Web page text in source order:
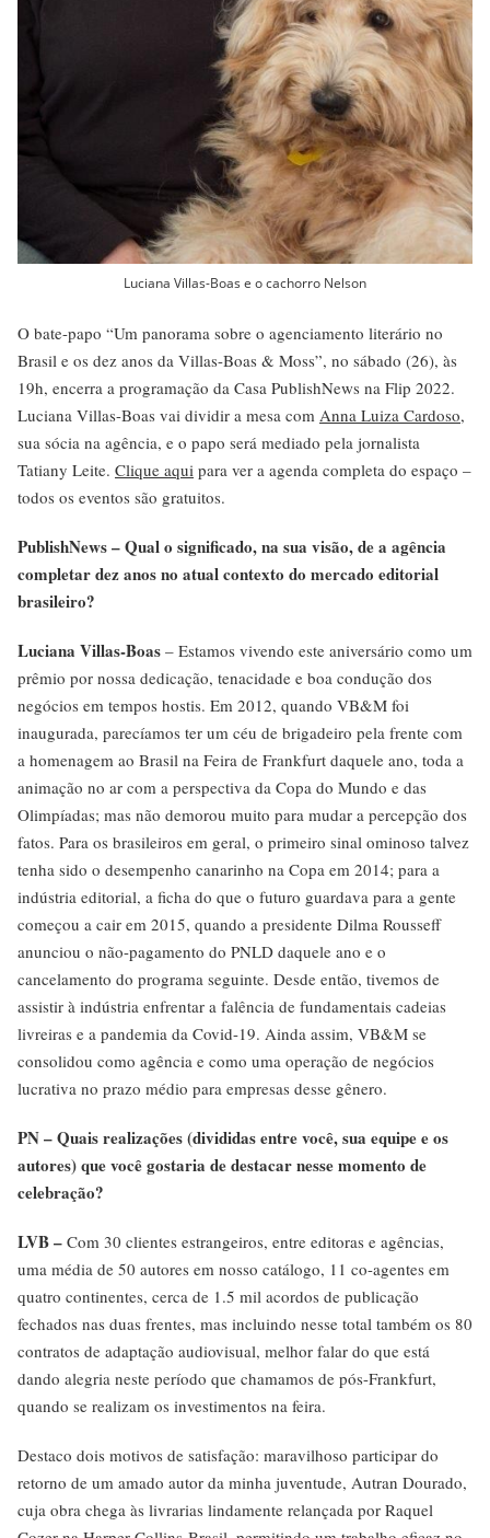
Luciana Villas-Boas e o cachorro Nelson
O bate-papo “Um panorama sobre o agenciamento literário no
Brasil e os dez anos da Villas-Boas & Moss”, no sábado (26), às
19h, encerra a programação da Casa PublishNews na Flip 2022.
Luciana Villas-Boas vai dividir a mesa com Anna Luiza Cardoso,
sua sócia na agência, e o papo será mediado pela jornalista
Tatiany Leite. Clique aqui para ver a agenda completa do espaço –
todos os eventos são gratuitos.
PublishNews – Qual o significado, na sua visão, de a agência
completar dez anos no atual contexto do mercado editorial
brasileiro?
Luciana Villas-Boas – Estamos vivendo este aniversário como um
prêmio por nossa dedicação, tenacidade e boa condução dos
negócios em tempos hostis. Em 2012, quando VB&M foi
inaugurada, parecíamos ter um céu de brigadeiro pela frente com
a homenagem ao Brasil na Feira de Frankfurt daquele ano, toda a
animação no ar com a perspectiva da Copa do Mundo e das
Olimpíadas; mas não demorou muito para mudar a percepção dos
fatos. Para os brasileiros em geral, o primeiro sinal ominoso talvez
tenha sido o desempenho canarinho na Copa em 2014; para a
indústria editorial, a ficha do que o futuro guardava para a gente
começou a cair em 2015, quando a presidente Dilma Rousseff
anunciou o não-pagamento do PNLD daquele ano e o
cancelamento do programa seguinte. Desde então, tivemos de
assistir à indústria enfrentar a falência de fundamentais cadeias
livreiras e a pandemia da Covid-19. Ainda assim, VB&M se
consolidou como agência e como uma operação de negócios
lucrativa no prazo médio para empresas desse gênero.
PN – Quais realizações (divididas entre você, sua equipe e os
autores) que você gostaria de destacar nesse momento de
celebração?
LVB – Com 30 clientes estrangeiros, entre editoras e agências,
uma média de 50 autores em nosso catálogo, 11 co-agentes em
quatro continentes, cerca de 1.5 mil acordos de publicação
fechados nas duas frentes, mas incluindo nesse total também os 80
contratos de adaptação audiovisual, melhor falar do que está
dando alegria neste período que chamamos de pós-Frankfurt,
quando se realizam os investimentos na feira.
Destaco dois motivos de satisfação: maravilhoso participar do
retorno de um amado autor da minha juventude, Autran Dourado,
cuja obra chega às livrarias lindamente relançada por Raquel